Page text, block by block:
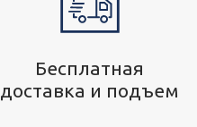
Бесплатная
доставка и подъем